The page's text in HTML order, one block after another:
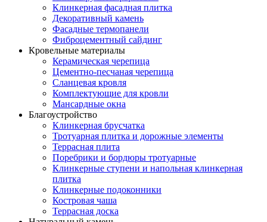
Клинкерная фасадная плитка
Декоративный камень
Фасадные термопанели
Фиброцементный сайдинг
Кровельные материалы
Керамическая черепица
Цементно-песчаная черепица
Сланцевая кровля
Комплектующие для кровли
Мансардные окна
Благоустройство
Клинкерная брусчатка
Тротуарная плитка и дорожные элементы
Террасная плита
Поребрики и бордюры тротуарные
Клинкерные ступени и напольная клинкерная
плитка
Клинкерные подоконники
Костровая чаша
Террасная доска